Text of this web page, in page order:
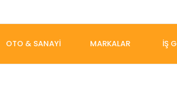
OTO & SANAYİ MARKALAR İŞ